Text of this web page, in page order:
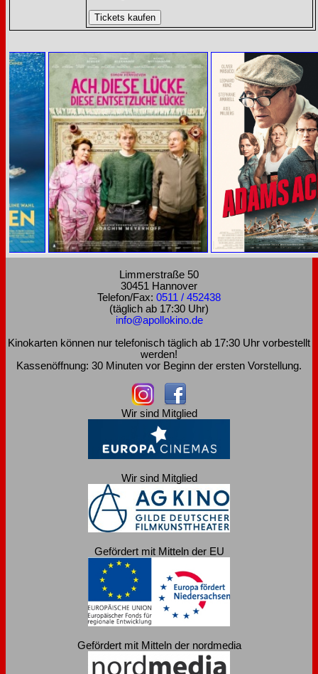
Limmerstraße 50
30451 Hannover
Telefon/Fax: 0511 / 452438
(täglich ab 17:30 Uhr)
info@apollokino.de
Kinokarten können nur telefonisch täglich ab 17:30 Uhr vorbestellt
werden!
Kassenöffnung: 30 Minuten vor Beginn der ersten Vorstellung.
Wir sind Mitglied
Wir sind Mitglied
Gefördert mit Mitteln der EU
Gefördert mit Mitteln der nordmedia